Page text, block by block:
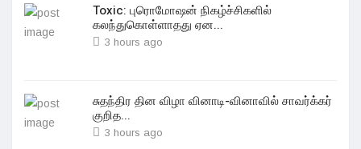
Toxic: புரொமோஷன் நிகழ்ச்சிகளில்
கலந்துகொள்ளாதது ஏன...
3 hours ago
சுதந்திர தின விழா வினாடி-வினாவில் சாவர்க்கர்
குறித...
3 hours ago